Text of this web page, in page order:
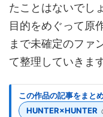
たことはないでし
目的をめぐって原
まで未確定のファ
て整理していきます
この作品の記事をまと
HUNTER×HUNTER